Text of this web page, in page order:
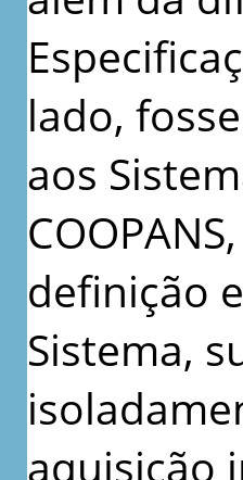
lado,
aos
definição
Sistema,
aquisição